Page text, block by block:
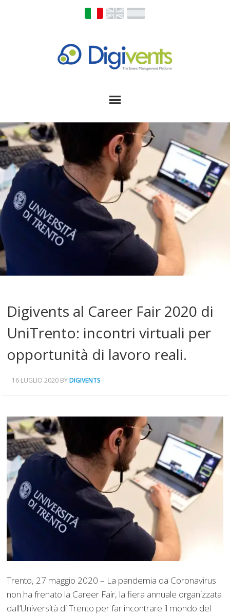
Digivents al Career Fair 2020 di
UniTrento: incontri virtuali per
opportunità di lavoro reali.
16 LUGLIO 2020 BYDIGIVENTS
Trento, 27 maggio 2020 – La pandemia da Coronavirus
non ha frenato la Career Fair, la fiera annuale organizzata
dall’Università di Trento per far incontrare il mondo del